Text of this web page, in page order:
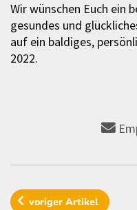
Wir wünschen Euch ein
gesundes und
auf ein baldiges,
2022.
vorigerArtikel